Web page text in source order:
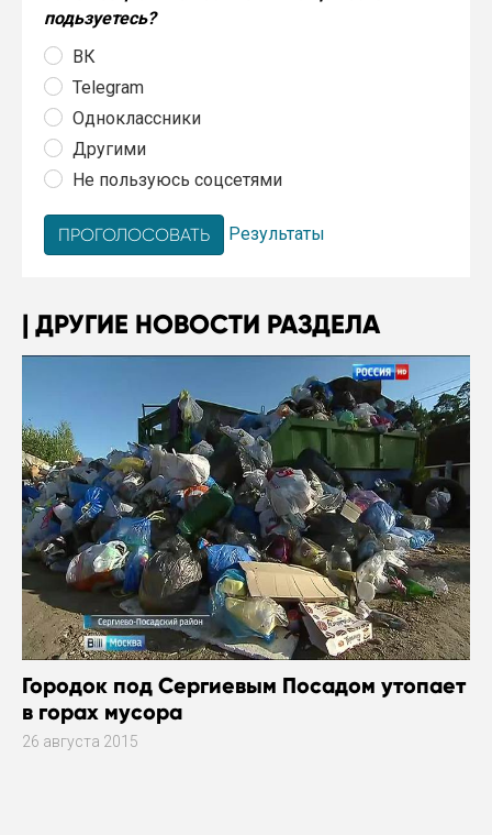
подьзуетесь?
ВК
Telegram
Одноклассники
Другими
Не пользуюсь соцсетями
Результаты
ДРУГИЕ НОВОСТИ РАЗДЕЛА
Городок под Сергиевым Посадом утопает
в горах мусора
26 августа 2015